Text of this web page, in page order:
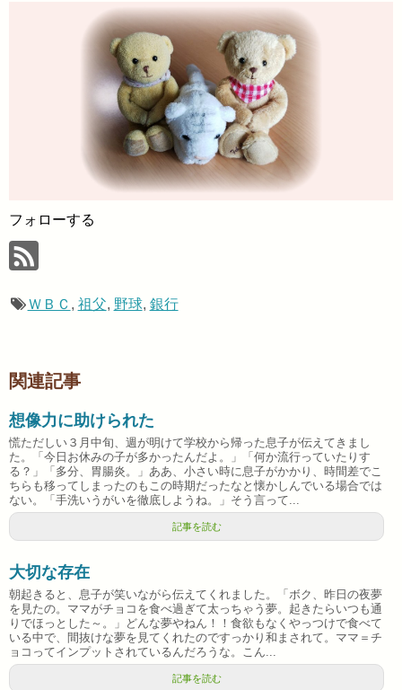
フォローする
ＷＢＣ , 祖父, 野球, 銀行
関連記事
想像力に助けられた
慌ただしい３月中旬、週が明けて学校から帰った息子が伝えてきまし
た。「今日お休みの子が多かったんだよ。」「何か流行っていたりす
る？」「多分、胃腸炎。」ああ、小さい時に息子がかかり、時間差でこ
ちらも移ってしまったのもこの時期だったなと懐かしんでいる場合では
ない。「手洗いうがいを徹底しようね。」そう言って...
記事を読む
大切な存在
朝起きると、息子が笑いながら伝えてくれました。「ボク、昨日の夜夢
を見たの。ママがチョコを食べ過ぎて太っちゃう夢。起きたらいつも通
りでほっとした～。」どんな夢やねん！！食欲もなくやっつけで食べて
いる中で、間抜けな夢を見てくれたのですっかり和まされて。ママ＝チ
ョコってインプットされているんだろうな。こん...
記事を読む